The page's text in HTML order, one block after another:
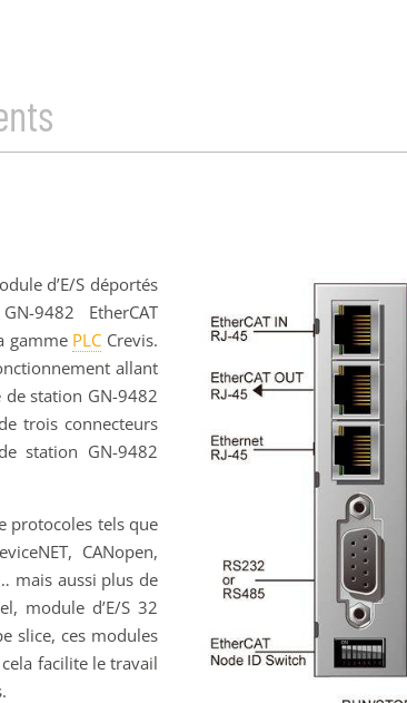
d’E/S déportés
9482 EtherCAT
gamme PLC Crevis.
allant
station GN-9482
trois connecteurs
station GN-9482
protocoles tels que
CANopen,
mais aussi plus de
module d’E/S 32
slice, ces modules
facilite le travail